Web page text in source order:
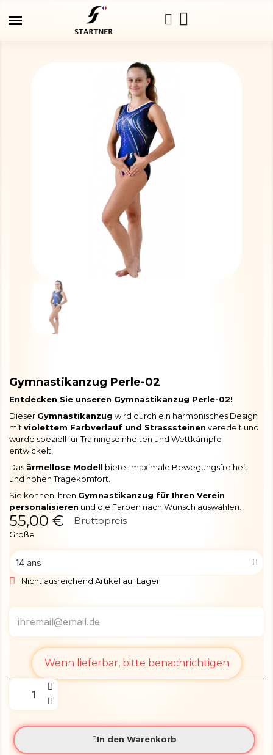
Gymnastikanzug Perle-02
Entdecken Sie unseren Gymnastikanzug Perle-02!
Dieser Gymnastikanzug wird durch ein harmonisches Design
mit violettem Farbverlauf und Strasssteinen veredelt und
wurde speziell für Trainingseinheiten und Wettkämpfe
entwickelt.
Das ärmellose Modell bietet maximale Bewegungsfreiheit
und hohen Tragekomfort.
Sie können Ihren Gymnastikanzug für Ihren Verein
personalisieren und die Farben nach Wunsch auswählen.
55,00 € Bruttopreis
Größe
Nicht ausreichend Artikel auf Lager
Wenn lieferbar, bitte benachrichtigen
In den Warenkorb